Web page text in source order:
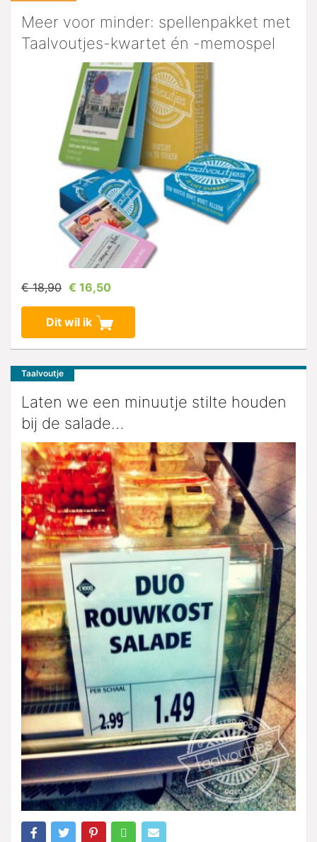
Meer voor minder: spellenpakket met
Taalvoutjes-kwartet én -memospel
€ 18,90 € 16,50
Dit wil ik
Taalvoutje
Laten we een minuutje stilte houden
bij de salade…